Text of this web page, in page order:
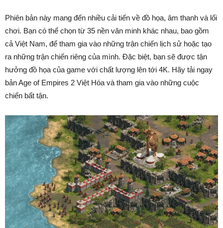
Phiên bản này mang đến nhiều cải tiến về đồ họa, âm thanh và lối
chơi. Bạn có thể chọn từ 35 nền văn minh khác nhau, bao gồm
cả Việt Nam, để tham gia vào những trận chiến lịch sử hoặc tạo
ra những trận chiến riêng của mình. Đặc biệt, bạn sẽ được tận
hưởng đồ họa của game với chất lượng lên tới 4K. Hãy tải ngay
bản Age of Empires 2 Việt Hóa và tham gia vào những cuộc
chiến bất tận.